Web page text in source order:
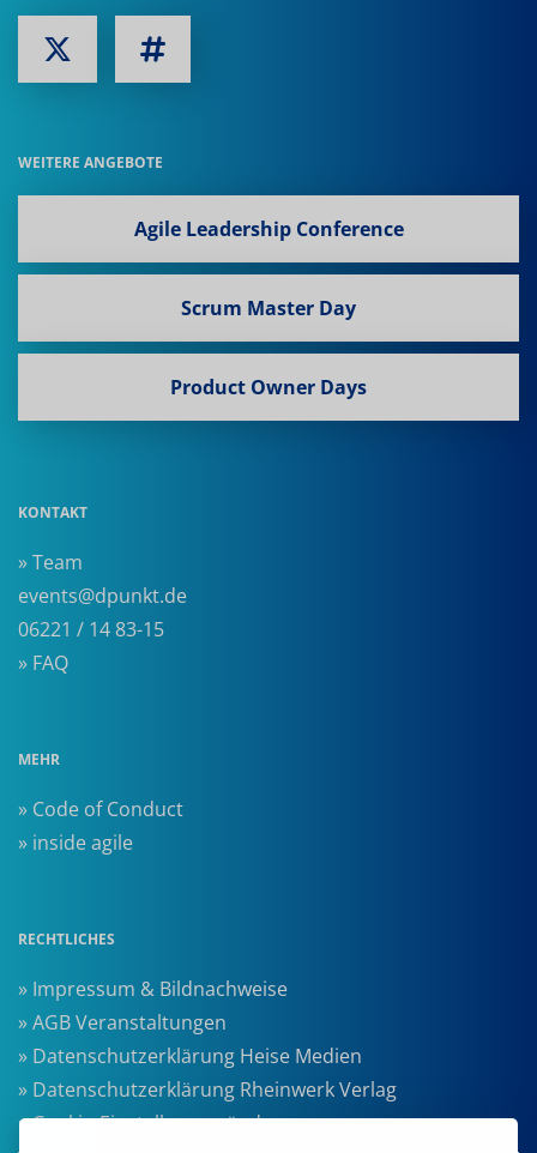
WEITERE ANGEBOTE
Agile Leadership Conference
Scrum Master Day
Product Owner Days
KONTAKT
» Team
events@dpunkt.de
06221 / 14 83-15
» FAQ
MEHR
» Code of Conduct
» inside agile
RECHTLICHES
» Impressum & Bildnachweise
» AGB Veranstaltungen
» Datenschutzerklärung Heise Medien
» Datenschutzerklärung Rheinwerk Verlag
» Cookie-Einstellungen ändern